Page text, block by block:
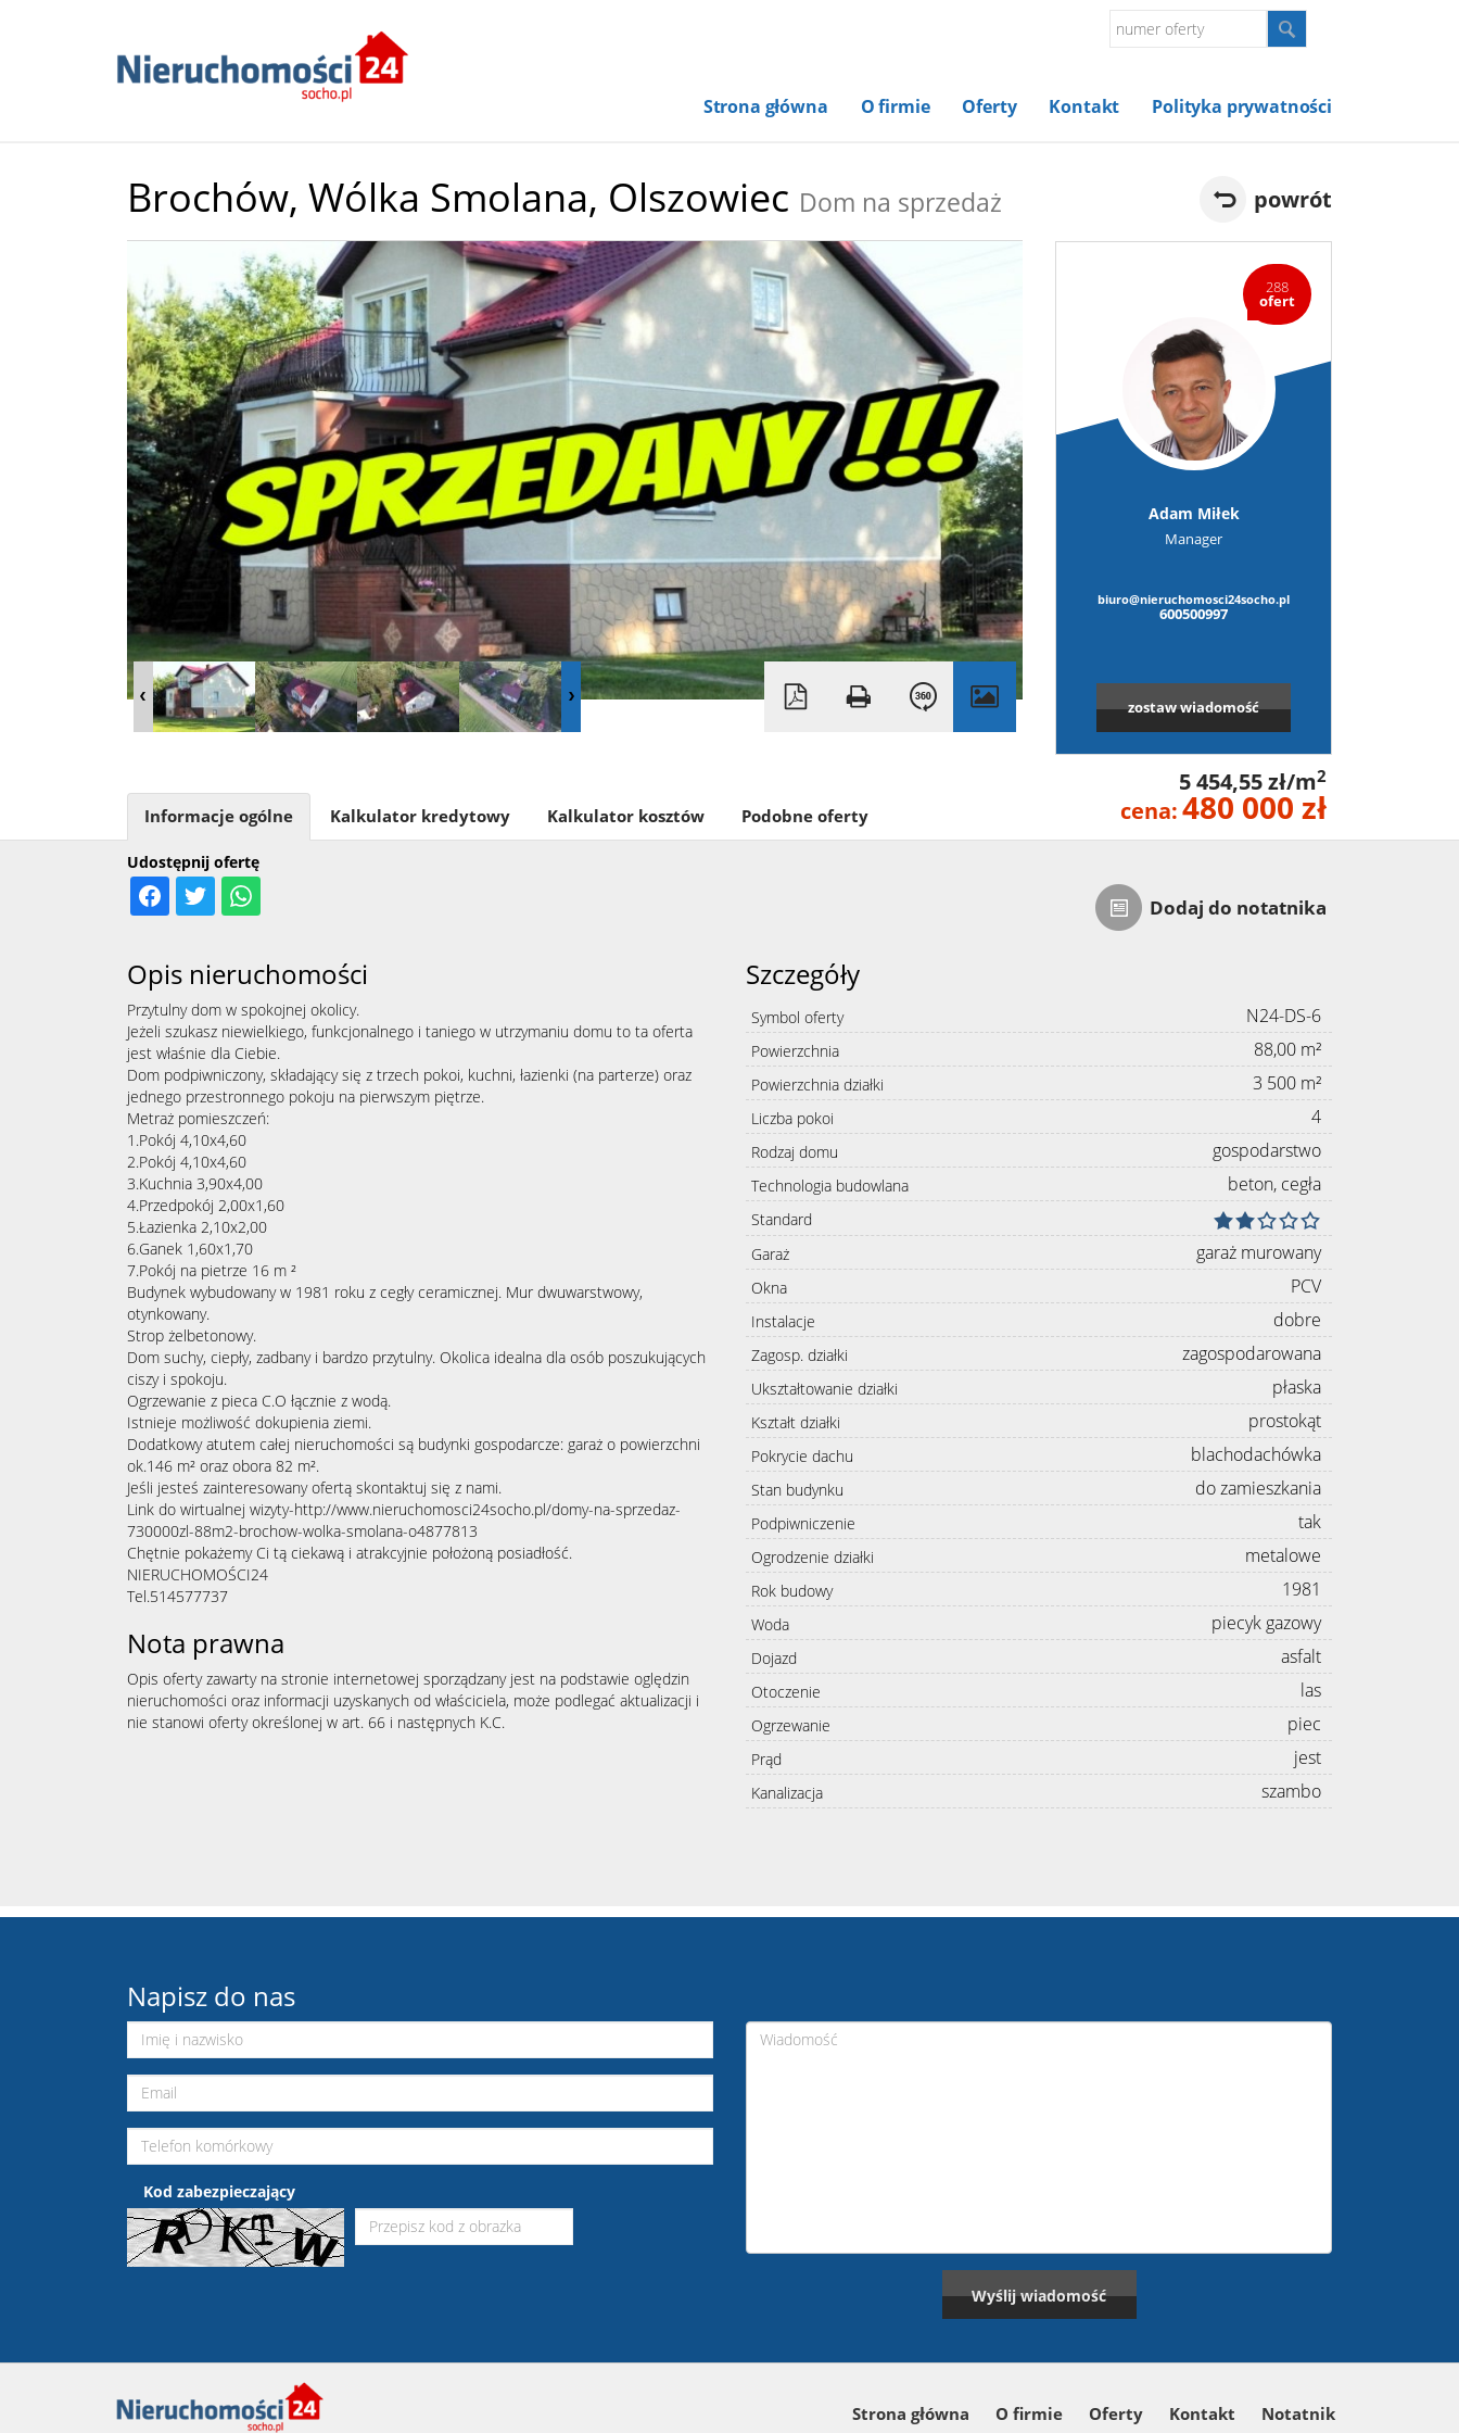
Strona główna O firmie Oferty Kontakt Polityka prywatności
Brochów, Wólka Smolana, Olszowiec Dom na sprzedaż powrót
288
ofert
Adam Miłek
Manager
biuro@nieruchomosci24socho.pl
600500997
zostaw wiadomość
5 454,55 zł/m2
cena:480 000 zł
Dodaj do notatnika
Udostępnij ofertę
Informacje ogólne Kalkulator kredytowy Kalkulator kosztów Podobne oferty
Opis nieruchomości
Przytulny dom w spokojnej okolicy.
Jeżeli szukasz niewielkiego, funkcjonalnego i taniego w utrzymaniu domu to ta oferta
jest właśnie dla Ciebie.
Dom podpiwniczony, składający się z trzech pokoi, kuchni, łazienki (na parterze) oraz
jednego przestronnego pokoju na pierwszym piętrze.
Metraż pomieszczeń:
1.Pokój 4,10x4,60
2.Pokój 4,10x4,60
3.Kuchnia 3,90x4,00
4.Przedpokój 2,00x1,60
5.Łazienka 2,10x2,00
6.Ganek 1,60x1,70
7.Pokój na pietrze 16 m ²
Budynek wybudowany w 1981 roku z cegły ceramicznej. Mur dwuwarstwowy,
otynkowany.
Strop żelbetonowy.
Dom suchy, ciepły, zadbany i bardzo przytulny. Okolica idealna dla osób poszukujących
ciszy i spokoju.
Ogrzewanie z pieca C.O łącznie z wodą.
Istnieje możliwość dokupienia ziemi.
Dodatkowy atutem całej nieruchomości są budynki gospodarcze: garaż o powierzchni
ok.146 m² oraz obora 82 m².
Jeśli jesteś zainteresowany ofertą skontaktuj się z nami.
Link do wirtualnej wizyty-http://www.nieruchomosci24socho.pl/domy-na-sprzedaz-
730000zl-88m2-brochow-wolka-smolana-o4877813
Chętnie pokażemy Ci tą ciekawą i atrakcyjnie położoną posiadłość.
NIERUCHOMOŚCI24
Tel.514577737
Nota prawna
Opis oferty zawarty na stronie internetowej sporządzany jest na podstawie oględzin
nieruchomości oraz informacji uzyskanych od właściciela, może podlegać aktualizacji i
nie stanowi oferty określonej w art. 66 i następnych K.C.
Szczegóły
Symbol oferty N24-DS-6
Powierzchnia 88,00 m²
Powierzchnia działki 3 500 m²
Liczba pokoi 4
Rodzaj domu gospodarstwo
Technologia budowlana beton, cegła
Standard
Garaż
garaż murowany
Okna PCV
Instalacje dobre
Zagosp. działki zagospodarowana
Ukształtowanie działki płaska
Kształt działki prostokąt
Pokrycie dachu blachodachówka
Stan budynku do zamieszkania
Podpiwniczenie tak
Ogrodzenie działki metalowe
Rok budowy 1981
Woda piecyk gazowy
Dojazd asfalt
Otoczenie las
Ogrzewanie piec
Prąd jest
Kanalizacja szambo
Napisz do nas
Kod zabezpieczający
Strona główna O firmie Oferty Kontakt Notatnik